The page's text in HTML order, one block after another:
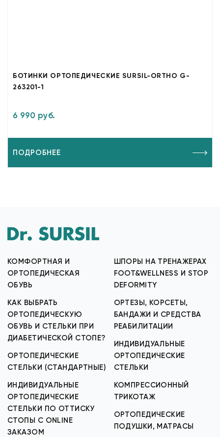
БОТИНКИ ОРТОПЕДИЧЕСКИЕ SURSIL-ORTHO G-
263201-1
6 990 руб.
ПОДРОБНЕЕ
КОМФОРТНАЯ И
ОРТОПЕДИЧЕСКАЯ
ОБУВЬ
КАК ВЫБРАТЬ
ОРТОПЕДИЧЕСКУЮ
ОБУВЬ И СТЕЛЬКИ ПРИ
ДИАБЕТИЧЕСКОЙ СТОПЕ?
ОРТОПЕДИЧЕСКИЕ
СТЕЛЬКИ (СТАНДАРТНЫЕ)
ИНДИВИДУАЛЬНЫЕ
ОРТОПЕДИЧЕСКИЕ
СТЕЛЬКИ ПО ОТТИСКУ
СТОПЫ С ONLINE
ЗАКАЗОМ
ШПОРЫ НА ТРЕНАЖЕРАХ
FOOT&WELLNESS И STOP
DEFORMITY
ОРТЕЗЫ, КОРСЕТЫ,
БАНДАЖИ И СРЕДСТВА
РЕАБИЛИТАЦИИ
ИНДИВИДУАЛЬНЫЕ
ОРТОПЕДИЧЕСКИЕ
СТЕЛЬКИ
КОМПРЕССИОННЫЙ
ТРИКОТАЖ
ОРТОПЕДИЧЕСКИЕ
ПОДУШКИ, МАТРАСЫ